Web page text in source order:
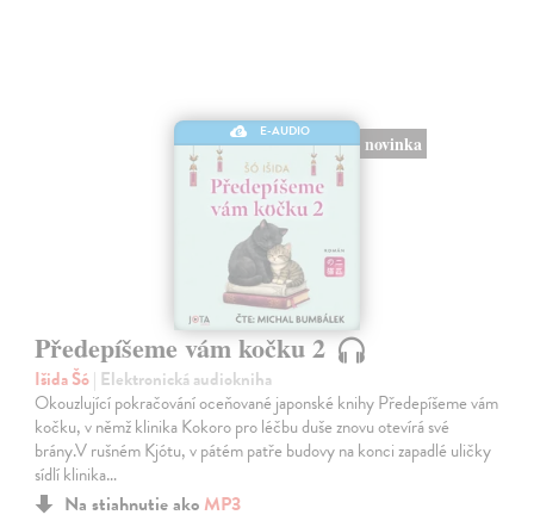
E-AUDIO
novinka
Předepíšeme vám kočku 2
Išida Šó| Elektronická audiokniha
Okouzlující pokračování oceňované japonské knihy Předepíšeme vám
kočku, v němž klinika Kokoro pro léčbu duše znovu otevírá své
brány.V rušném Kjótu, v pátém patře budovy na konci zapadlé uličky
sídlí klinika…
Na stiahnutie ako MP3